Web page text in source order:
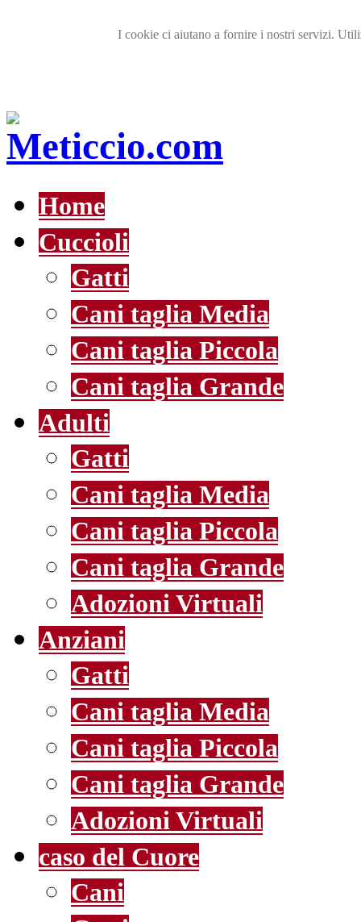
I cookie ci aiutano a fornire i nostri servizi.
Home
Cuccioli
Gatti
Cani taglia Media
Cani taglia Piccola
Cani taglia Grande
Adulti
Gatti
Cani taglia Media
Cani taglia Piccola
Cani taglia Grande
Adozioni Virtuali
Anziani
Gatti
Cani taglia Media
Cani taglia Piccola
Cani taglia Grande
Adozioni Virtuali
caso del Cuore
Cani